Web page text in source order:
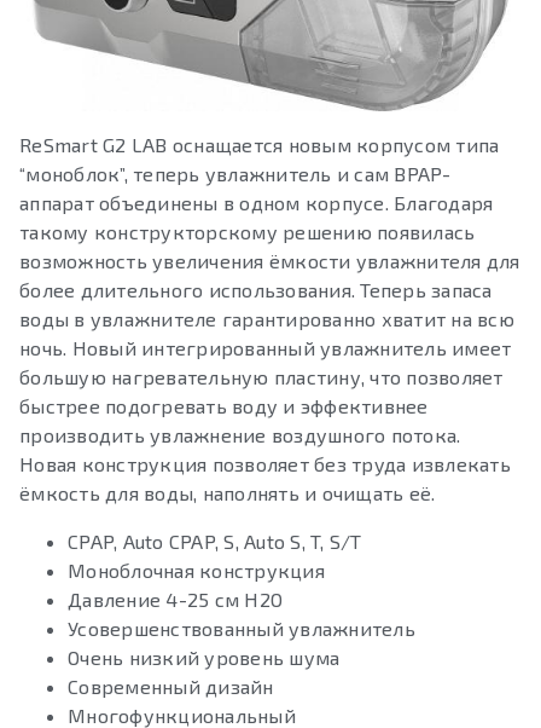
ReSmart G2 LAB оснащается новым корпусом типа
“моноблок”, теперь увлажнитель и сам BPAP-
аппарат объединены в одном корпусе. Благодаря
такому конструкторскому решению появилась
возможность увеличения ёмкости увлажнителя для
более длительного использования. Теперь запаса
воды в увлажнителе гарантированно хватит на всю
ночь. Новый интегрированный увлажнитель имеет
большую нагревательную пластину, что позволяет
быстрее подогревать воду и эффективнее
производить увлажнение воздушного потока.
Новая конструкция позволяет без труда извлекать
ёмкость для воды, наполнять и очищать её.
CPAP, Auto CPAP, S, Auto S, T, S/T
Моноблочная конструкция
Давление 4-25 см H2O
Усовершенствованный увлажнитель
Очень низкий уровень шума
Современный дизайн
Многофункциональный